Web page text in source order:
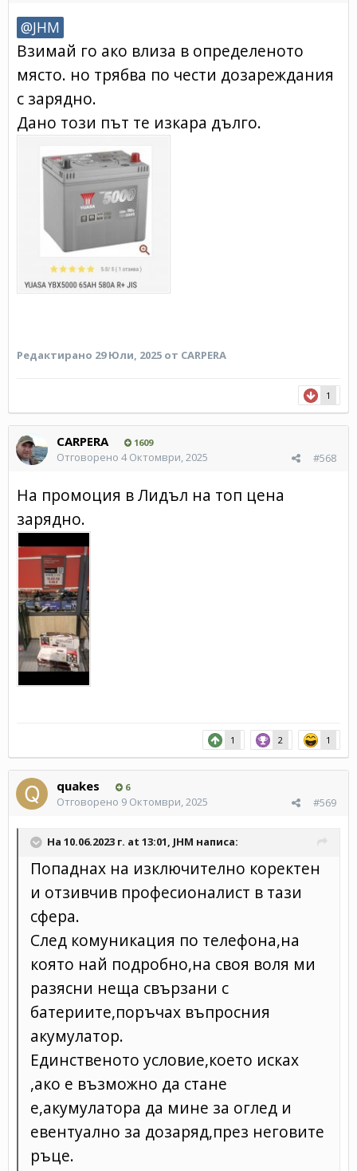
@JHM
Взимай го ако влиза в определеното
място. но трябва по чести дозареждания
с зарядно.
Дано този път те изкара дълго.
Редактирано 29 Юли, 2025 от CARPERA
1
CARPERA 1609
#568
Отговорено 4 Октомври, 2025
На промоция в Лидъл на топ цена
зарядно.
1 2 1
quakes 6
#569
Отговорено 9 Октомври, 2025
На 10.06.2023 г. at 13:01, JHM написа:
Попаднах на изключително коректен
и отзивчив професионалист в тази
сфера.
След комуникация по телефона,на
която най подробно,на своя воля ми
разясни неща свързани с
батериите,поръчах въпросния
акумулатор.
Единственото условие,което исках
,ако е възможно да стане
е,акумулатора да мине за оглед и
евентуално за дозаряд,през неговите
ръце.